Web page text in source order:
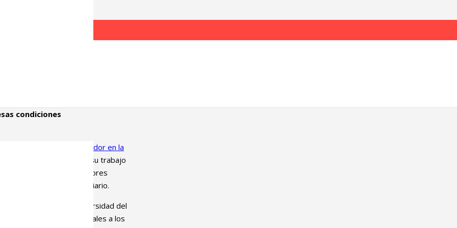
condiciones
el periodismo: el colaborador en la
en las que desarrollan su trabajo
el oficio como trabajadores
prácticamente a diario.
Bitartez de la Universidad del
son profesionales a los